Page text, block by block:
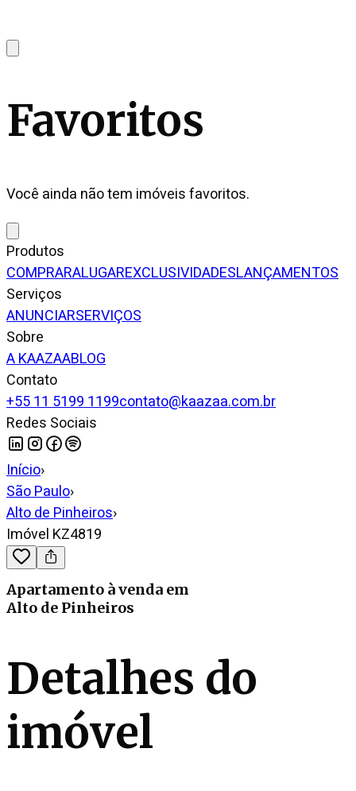
Favoritos
Você ainda não tem imóveis favoritos.
Produtos
COMPRARALUGAREXCLUSIVIDADESLANÇAMENTOS
Serviços
ANUNCIARSERVIÇOS
Sobre
A KAAZAABLOG
Contato
+55 11 5199 1199contato@kaazaa.com.br
Redes Sociais
Início›
São Paulo›
Alto de Pinheiros›
Imóvel KZ4819
Apartamento à venda em
Alto de Pinheiros
Detalhes do
imóvel